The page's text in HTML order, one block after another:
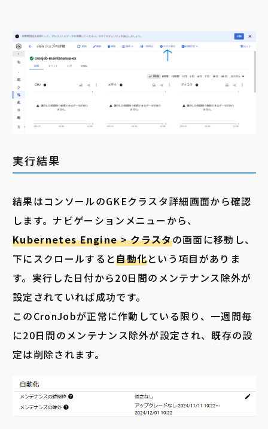
実行結果
結果はコンソールのGKEクラスタ詳細画面から確認
します。ナビゲーションメニューから、
Kubernetes Engine > クラスタの画面に移動し、
下にスクロールすると自動化という項目がありま
す。実行した日付から20日間のメンテナンス除外が
設定されていれば成功です。
このCronJobが正常に作動している限り、一週間毎
に20日間のメンテナンス除外が設定され、既存の設
定は削除されます。